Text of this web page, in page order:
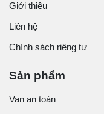
Giới thiệu
Liên hệ
Chính sách riêng tư
Sản phẩm
Van an toàn